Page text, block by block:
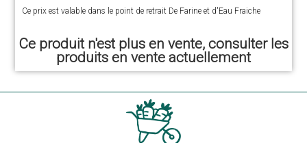
Ce prix est valable dans le point de retrait De Farine et d'Eau Fraiche
Ce produit n'est plus en vente, consulter les
produits en vente actuellement